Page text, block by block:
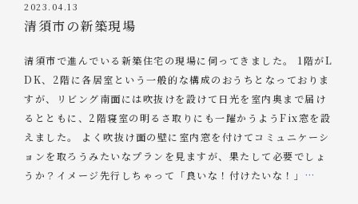
2023.04.13
清須市の新築現場
清須市で進んでいる新築住宅の現場に伺ってきました。 1階がL
DK、2階に各居室という一般的な構成のおうちとなっておりま
すが、リビング南面には吹抜けを設けて日光を室内奥まで届け
るとともに、2階寝室の明るさ取りにも一躍かうようFix窓を設
えました。 よく吹抜け面の壁に室内窓を付けてコミュニケーシ
ョンを取ろうみたいなプランを見ますが、果たして必要でしょ
うか？イメージ先行しちゃって「良いな！付けたいな！」 …